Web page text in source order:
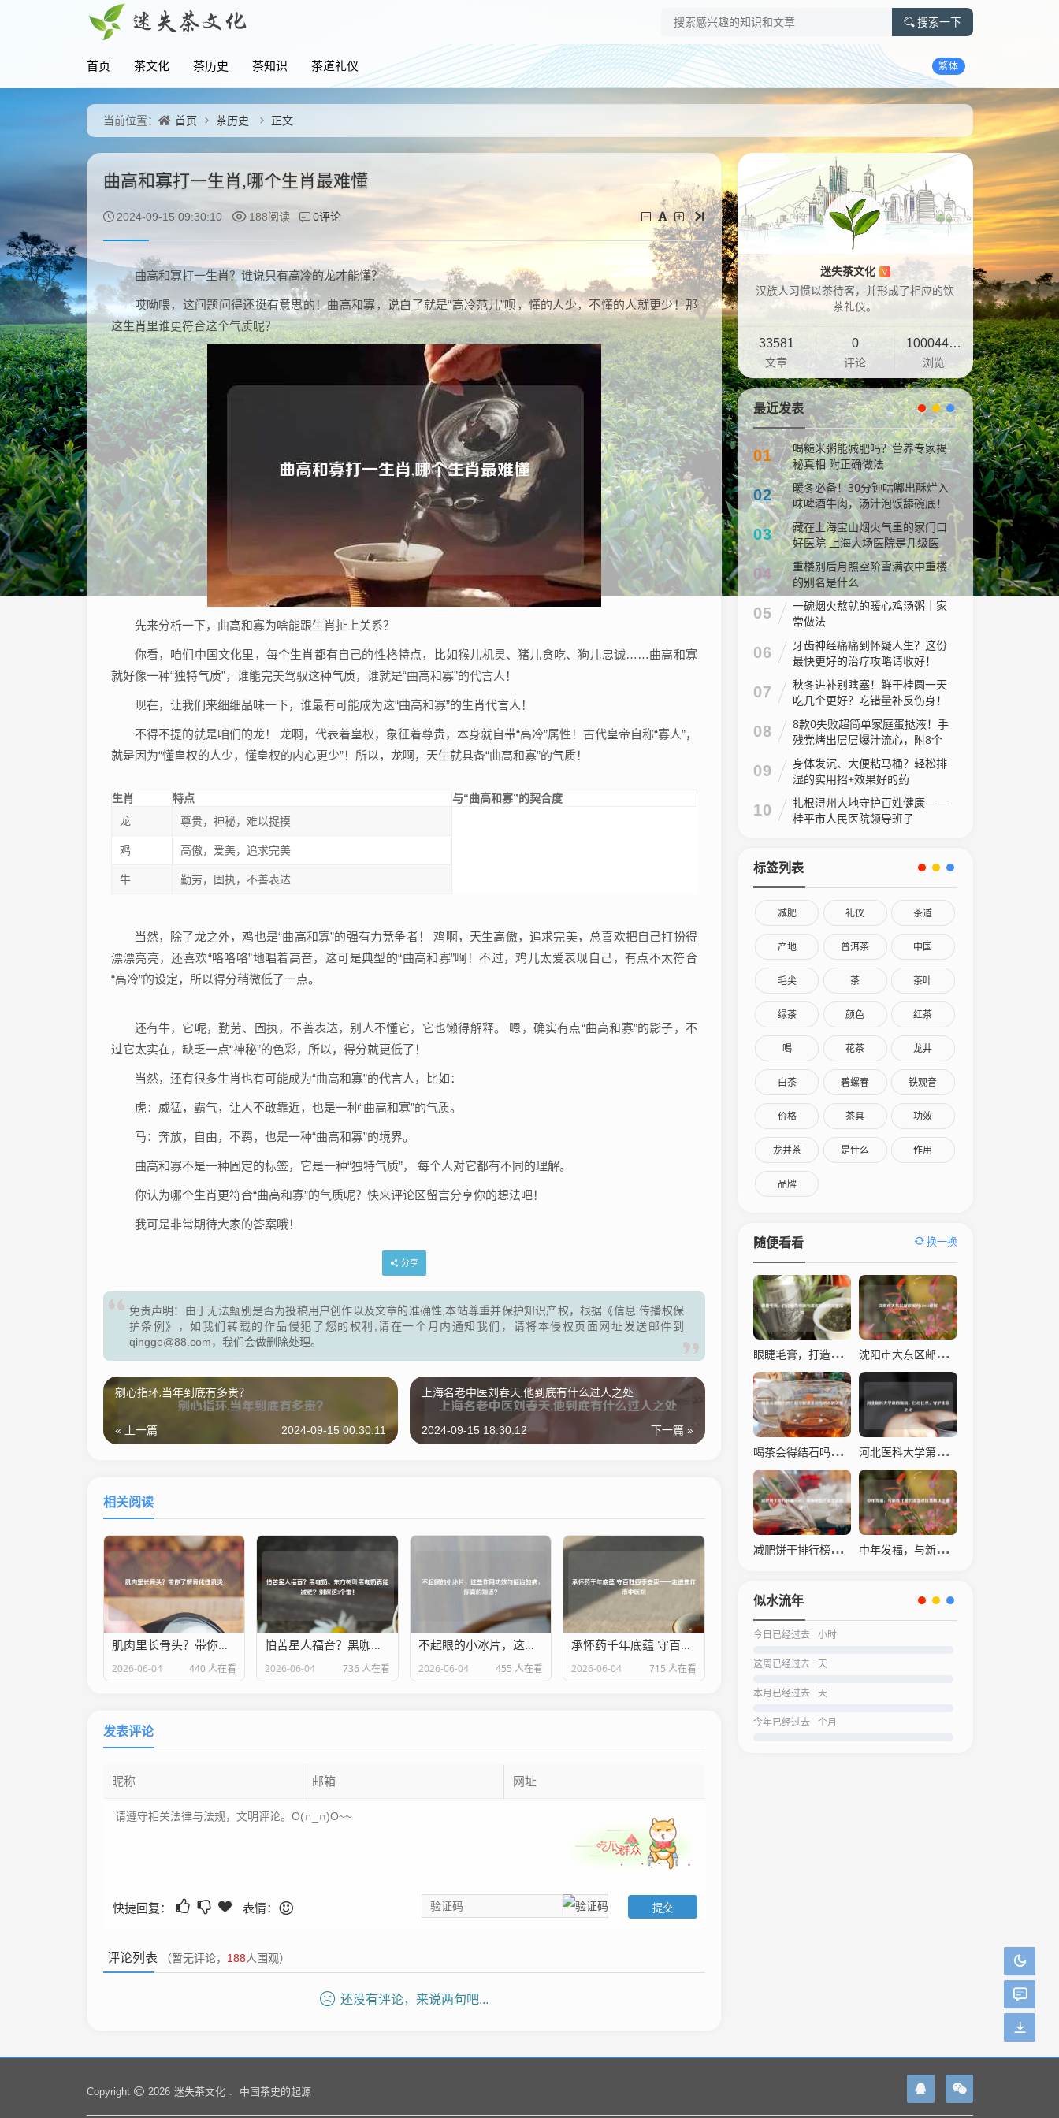
搜索一下
首页 茶文化 茶历史 茶知识 茶道礼仪 繁体
当前位置： 首页 茶历史 正文
曲高和寡打一生肖,哪个生肖最难懂
2024-09-15 09:30:10 188阅读 0评论
曲高和寡打一生肖？谁说只有高冷的龙才能懂？
哎呦喂，这问题问得还挺有意思的！曲高和寡，说白了就是“高冷范儿”呗，懂的人少，不懂的人就更少！那
这生肖里谁更符合这个气质呢？
先来分析一下，曲高和寡为啥能跟生肖扯上关系？
你看，咱们中国文化里，每个生肖都有自己的性格特点，比如猴儿机灵、猪儿贪吃、狗儿忠诚……曲高和寡
就好像一种“独特气质”，谁能完美驾驭这种气质，谁就是“曲高和寡”的代言人！
现在，让我们来细细品味一下，谁最有可能成为这“曲高和寡”的生肖代言人！
不得不提的就是咱们的龙！ 龙啊，代表着皇权，象征着尊贵，本身就自带“高冷”属性！古代皇帝自称“寡人”，
就是因为“懂皇权的人少，懂皇权的内心更少”！所以，龙啊，天生就具备“曲高和寡”的气质！
生肖 特点
与“曲高和寡”的契合度
龙
尊贵，神秘，难以捉摸
鸡 高傲，爱美，追求完美
牛 勤劳，固执，不善表达
当然，除了龙之外，鸡也是“曲高和寡”的强有力竞争者！ 鸡啊，天生高傲，追求完美，总喜欢把自己打扮得
漂漂亮亮，还喜欢“咯咯咯”地唱着高音，这可是典型的“曲高和寡”啊！不过，鸡儿太爱表现自己，有点不太符合
“高冷”的设定，所以得分稍微低了一点。
还有牛，它呢，勤劳、固执，不善表达，别人不懂它，它也懒得解释。 嗯，确实有点“曲高和寡”的影子，不
过它太实在，缺乏一点“神秘”的色彩，所以，得分就更低了！
当然，还有很多生肖也有可能成为“曲高和寡”的代言人，比如：
虎：威猛，霸气，让人不敢靠近，也是一种“曲高和寡”的气质。
马：奔放，自由，不羁，也是一种“曲高和寡”的境界。
曲高和寡不是一种固定的标签，它是一种“独特气质”， 每个人对它都有不同的理解。
你认为哪个生肖更符合“曲高和寡”的气质呢？快来评论区留言分享你的想法吧！
我可是非常期待大家的答案哦！
分享
免责声明：由于无法甄别是否为投稿用户创作以及文章的准确性,本站尊重并保护知识产权，根据《信息 传播权保
护条例》，如我们转载的作品侵犯了您的权利,请在一个月内通知我们，请将本侵权页面网址发送邮件到
qingge@88.com，我们会做删除处理。
剜心指环,当年到底有多贵？
« 上一篇 2024-09-15 00:30:11
上海名老中医刘春天,他到底有什么过人之处
下一篇 »
2024-09-15 18:30:12
相关阅读
肌肉里长骨头？带你了解骨化性肌炎
2026-06-04 440 人在看
怕苦星人福音？黑咖奶、东方树叶黑咖奶真能减肥？别踩这3个雷！
2026-06-04 736 人在看
不起眼的小冰片，这些作用功效与能治的病，你真的知道？
2026-06-04 455 人在看
承怀药千年底蕴 守百姓四季安康——走进焦作市中医院
2026-06-04 715 人在看
发表评论
快捷回复： 表情：
评论列表 （暂无评论， 188人围观）
还没有评论，来说两句吧...
迷失茶文化 V
汉族人习惯以茶待客，并形成了相应的饮
茶礼仪。
33581
文章
0
评论
10004401
浏览
最近发表
01
喝糙米粥能减肥吗？营养专家揭
秘真相 附正确做法
02
暖冬必备！30分钟咕嘟出酥烂入
味啤酒牛肉，汤汁泡饭舔碗底！
03
藏在上海宝山烟火气里的家门口
好医院 上海大场医院是几级医
院
04
重楼别后月照空阶雪满衣中重楼
的别名是什么
05
一碗烟火熬就的暖心鸡汤粥｜家
常做法
06
牙齿神经痛痛到怀疑人生？这份
最快更好的治疗攻略请收好！
07
秋冬进补别瞎塞！鲜干桂圆一天
吃几个更好？吃错量补反伤身！
08
8款0失败超简单家庭蛋挞液！手
残党烤出层层爆汁流心，附8个
家庭做法视频
09
身体发沉、大便粘马桶？轻松排
湿的实用招+效果好的药
10
扎根浔州大地守护百姓健康——
桂平市人民医院领导班子
标签列表
减肥 礼仪 茶道
产地 普洱茶 中国
毛尖 茶 茶叶
绿茶 颜色 红茶
喝 花茶 龙井
白茶 碧螺春 铁观音
价格 茶具 功效
龙井茶 是什么 作用
品牌
随便看看 换一换
眼睫毛膏，打造魅力电眼与温和卸除的完整指南 沈阳市大东区邮政编码110043详解
喝茶会得结石吗？科学解读茶叶与结石的关系 河北医科大学第四医院，仁心仁术，守护生命之光
减肥饼干排行榜之一名，瘦身神器还是营销陷阱？ 中年发福，与新陈代谢的温柔对抗及解决之道
似水流年
今日已经过去 小时
这周已经过去 天
本月已经过去 天
今年已经过去 个月
Copyright 2026 迷失茶文化 . 中国茶史的起源